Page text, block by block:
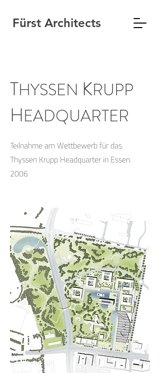
Fürst Architects
THYSSEN KRUPP
HEADQUARTER
Teilnahme am Wettbewerb für das
Thyssen Krupp Headquarter in Essen.
2006